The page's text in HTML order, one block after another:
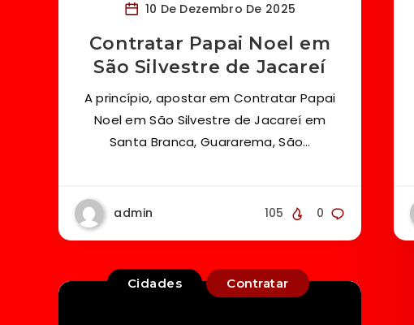
10 De Dezembro De 2025
Contratar Papai Noel em
São Silvestre de Jacareí
A princípio, apostar em Contratar Papai
Noel em São Silvestre de Jacareí em
Santa Branca, Guararema, São…
admin 0
105
Cidades Contratar